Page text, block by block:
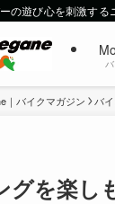
の遊び心を刺激す
｜バイクマガジン バ
グを楽し